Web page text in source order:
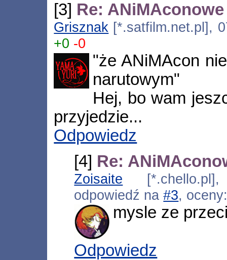
[3] Re:
Grisznak [*.satfilm.net.pl],
+0 -0
"że ANiMAcon
narutowym"
Hej, bo wam
przyjedzie...
Odpowiedz
[4] Re:
Zoisaite [*.chello.pl],
odpowiedź na#3,
mysle ze
Odpowiedz